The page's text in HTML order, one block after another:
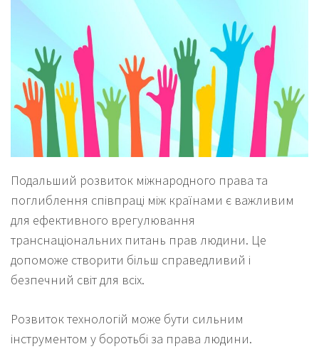
Подальший розвиток міжнародного права та
поглиблення співпраці між країнами є важливим
для ефективного врегулювання
транснаціональних питань прав людини. Це
допоможе створити більш справедливий і
безпечний світ для всіх.
Розвиток технологій може бути сильним
інструментом у боротьбі за права людини.